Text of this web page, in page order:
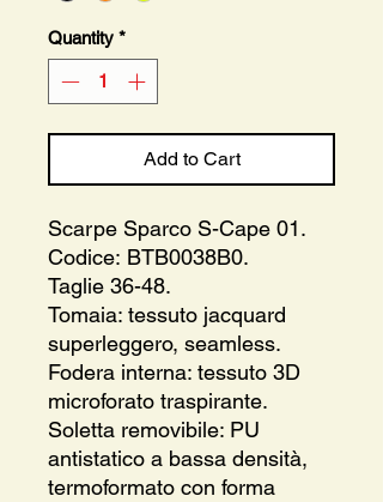
Quantity *
Add to Cart
Scarpe Sparco S-Cape 01.
Codice: BTB0038B0.
Taglie 36-48.
Tomaia: tessuto jacquard
superleggero, seamless.
Fodera interna: tessuto 3D
microforato traspirante.
Soletta removibile: PU
antistatico a bassa densità,
termoformato con forma